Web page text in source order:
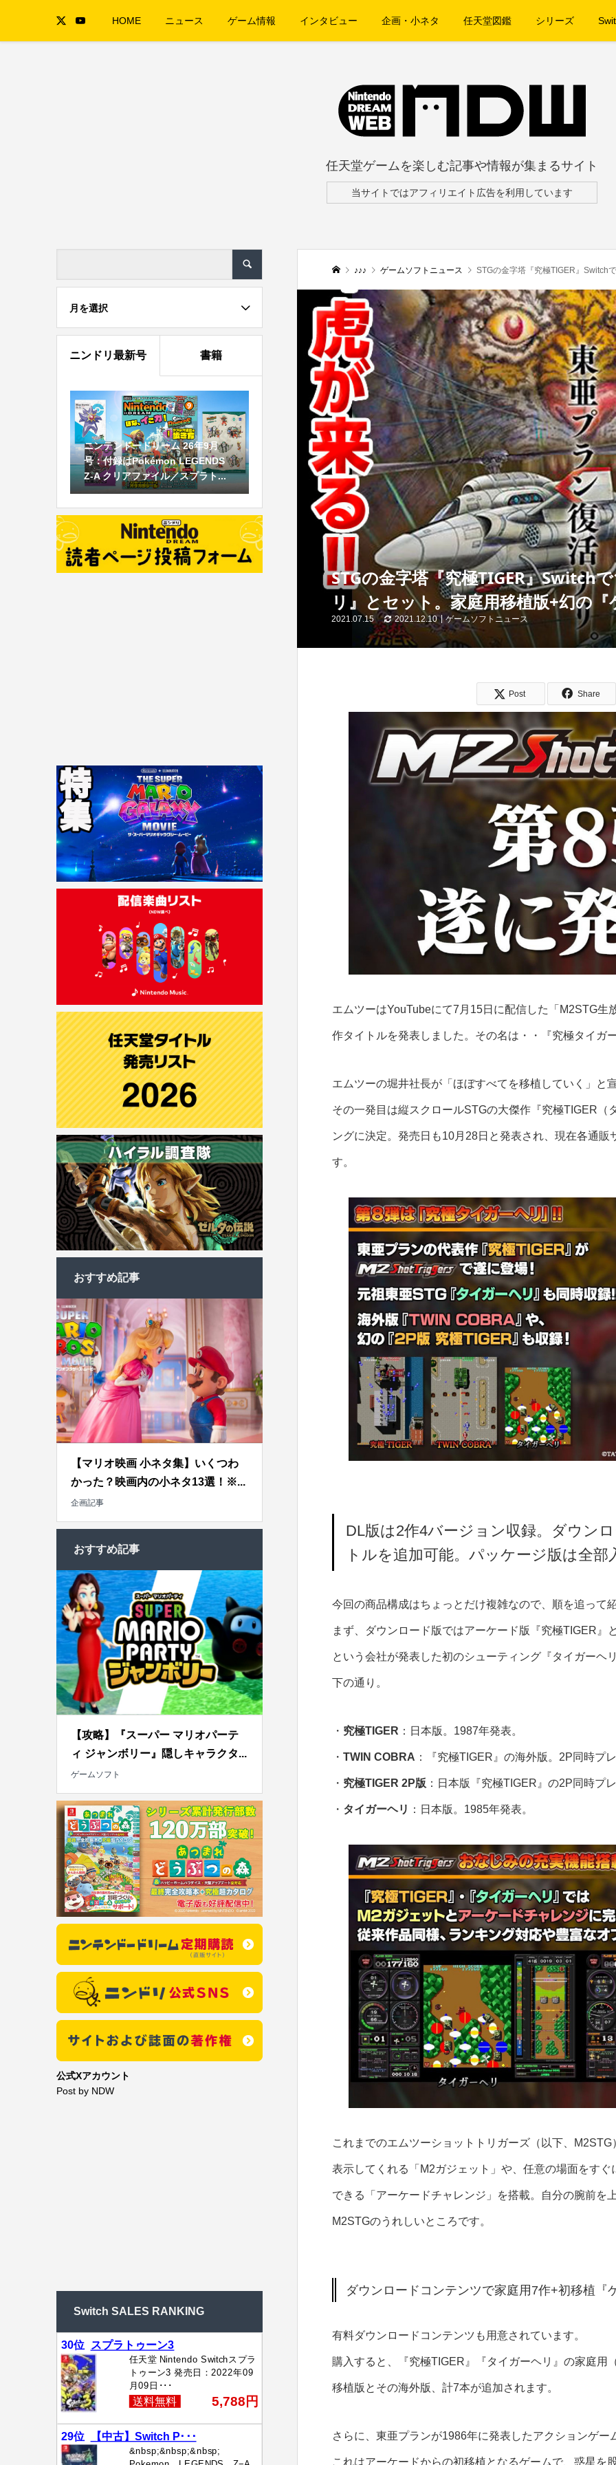
HOME ニュース ゲーム情報 インタビュー 企画・小ネタ 任天堂図鑑 シリーズ
任天堂ゲームを楽しむ記事や情報が集まるサイト
当サイトではアフィリエイト広告を利用しています
♪♪♪ ゲームソフトニュース STGの金字塔『究極TIGER』Switchで10月発売決定
STGの金字塔『究極TIGER』Switch
リ』とセット。家庭用移植版+幻の
2021.07.15 2021.12.10 ゲームソフトニュース
Post Share
エムツーはYouTubeにて7月15日に配信した「M2STG
作タイトルを発表しました。その名は・・『究極タイガ
エムツーの堀井社長が「ほぼすべてを移植していく」と
その一発目は縦スクロールSTGの大傑作『究極TIGER（
ングに決定。発売日も10月28日と発表され、現在各通
す。
DL版は2作4バージョン収録。ダウン
トルを追加可能。パッケージ版は全
今回の商品構成はちょっとだけ複雑なので、順を追って
まず、ダウンロード版ではアーケード版『究極TIGER』
という会社が発表した初のシューティング『タイガーヘ
下の通り。
・ 究極TIGER ：日本版。1987年発表。
・ TWIN COBRA ：『究極TIGER』の海外版。2P同時プ
・ 究極TIGER 2P版 ：日本版『究極TIGER』の2P同時プ
・ タイガーヘリ ：日本版。1985年発表。
これまでのエムツーショットトリガーズ（以下、
表示してくれる「M2ガジェット」や、任意の場面をす
できる「アーケードチャレンジ」を搭載。自分の腕前を
M2STGのうれしいところです。
ダウンロードコンテンツで家庭用7作+初移植『
有料ダウンロードコンテンツも用意されています。
購入すると、『究極TIGER』『タイガーヘリ』の家庭用
移植版とその海外版、計7本が追加されます。
さらに、東亜プランが1986年に発表したアクションゲ
これはアーケードからの初移植となるゲームで、惑星を
月を選択
ニンドリ最新号 書籍
ニンテンドードリーム 26年9月
号：付録はPokémon LEGENDS
Z-A クリアファイル／スプラト...
おすすめ記事
【マリオ映画 小ネタ集】いくつわ
かった？映画内の小ネタ13選！※...
企画記事
おすすめ記事
【攻略】『スーパー マリオパーテ
ィ ジャンボリー』隠しキャラクタ...
ゲームソフト
公式Xアカウント
Post by NDW
Switch SALES RANKING